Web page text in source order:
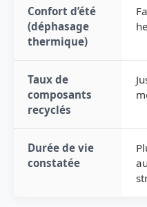
Confort d’été
(déphasage
thermique)
Taux de
composants
recyclés
Durée de vie
constatée